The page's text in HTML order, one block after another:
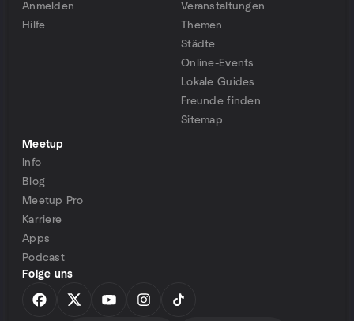
Anmelden
Hilfe
Veranstaltungen
Themen
Städte
Online-Events
Lokale Guides
Freunde finden
Sitemap
Meetup
Info
Blog
Meetup Pro
Karriere
Apps
Podcast
Folge uns